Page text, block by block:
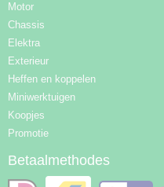
Motor
Chassis
Elektra
Exterieur
Heffen en koppelen
Miniwerktuigen
Koopjes
Promotie
Betaalmethodes